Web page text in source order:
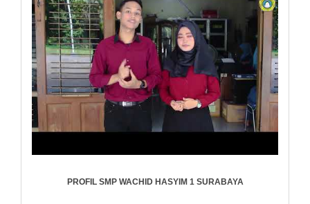
PROFIL SMP WACHID HASYIM 1 SURABAYA